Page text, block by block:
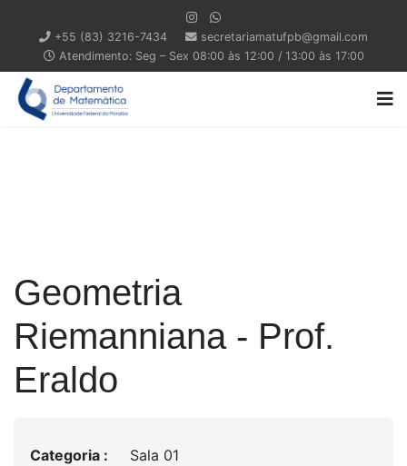
+55 (83) 3216-7434
secretariamatufpb@gmail.com
Atendimento: Seg – Sex 08:00 às 12:00 / 13:00 às 17:00
Geometria
Riemanniana - Prof.
Eraldo
Categoria :
Sala 01